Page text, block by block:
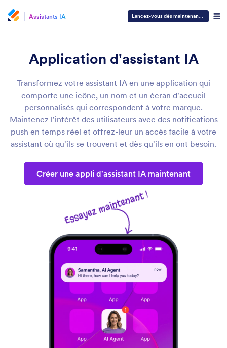
Assistants IA Lancez-vous dès maintenant— C'est
Application d'assistant IA
Transformez votre assistant IA en une application qui
comporte une icône, un nom et un écran d'accueil
personnalisés qui correspondent à votre marque.
Maintenez l'intérêt des utilisateurs avec des notifications
push en temps réel et offrez-leur un accès facile à votre
assistant où qu'ils se trouvent et dès qu'ils en ont besoin.
Créer une appli d'assistant IA maintenant
Essayez maintenant !